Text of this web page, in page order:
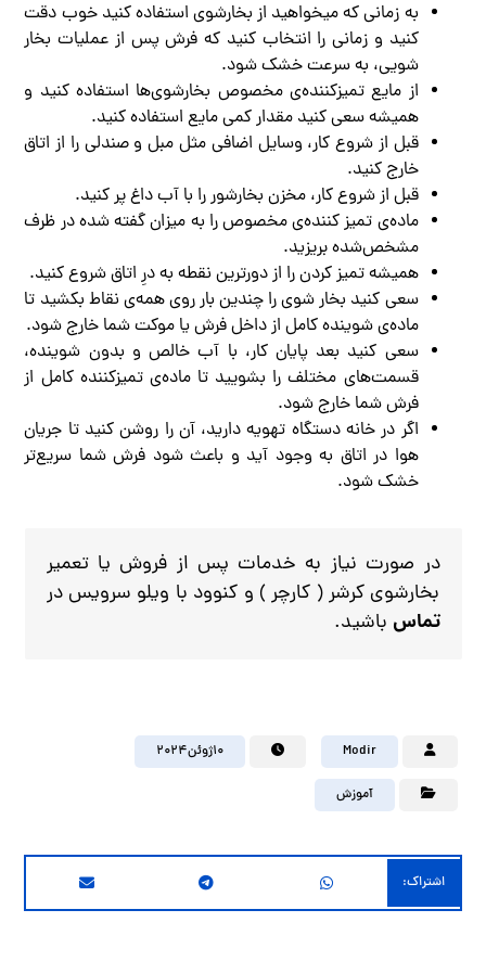
به زمانی که میخواهید از بخارشوی استفاده کنید خوب دقت
کنید و زمانی را انتخاب کنید که فرش پس از عملیات بخار
شویی، به سرعت خشک شود.
از مایع تمیز‌کننده‌ی مخصوص بخارشوی‌ها استفاده کنید و
همیشه سعی کنید مقدار کمی مایع استفاده کنید.
قبل از شروع کار، وسایل اضافی مثل مبل و صندلی را از اتاق
خارج کنید.
قبل از شروع کار، مخزن بخارشور را با آب داغ پر کنید.
ماده‌ی تمیز کننده‌ی مخصوص را به میزان گفته شده در ظرف
مشخص‌شده بریزید.
همیشه تمیز کردن را از دورترین نقطه به درِ اتاق شروع کنید.
سعی کنید بخار شوی را چندین بار روی همه‌ی نقاط بکشید تا
ماده‌ی شوینده کامل از داخل فرش یا موکت شما خارج شود.
سعی کنید بعد پایان کار، با آب خالص و بدون شوینده،
قسمت‌های مختلف را بشویید تا ماده‌ی تمیزکننده کامل از
فرش شما خارج شود.
اگر در خانه دستگاه تهویه دارید، آن را روشن کنید تا جریان
هوا در اتاق به وجود آید و باعث شود فرش شما سریع‌تر
خشک شود.
در صورت نیاز به خدمات پس از فروش یا تعمیر
بخارشوی کرشر ( کارچر ) و کنوود با ویلو سرویس در
تماس باشید.
Modir ۱۰ژوئن۲۰۲۴
آموزش